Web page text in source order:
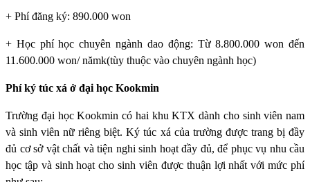
+ Phí đăng ký: 890.000 won
+ Học phí học chuyên ngành dao động: Từ 8.800.000 won đến
11.600.000 won/ nămk(tùy thuộc vào chuyên ngành học)
Phí ký túc xá ở đại học Kookmin
Trường đại học Kookmin có hai khu KTX dành cho sinh viên nam
và sinh viên nữ riêng biệt. Ký túc xá của trường được trang bị đầy
đủ cơ sở vật chất và tiện nghi sinh hoạt đầy đủ, để phục vụ nhu cầu
học tập và sinh hoạt cho sinh viên được thuận lợi nhất với mức phí